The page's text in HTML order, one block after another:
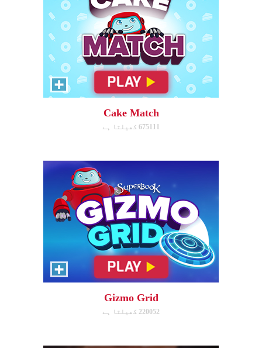
Cake Match
675111 کھیلتا ہے
Gizmo Grid
Swipe to launch the disc at your
target.
Gizmo Grid
220052 کھیلتا ہے
Treasure Hunters
Indiana Jones favorite matching
game!